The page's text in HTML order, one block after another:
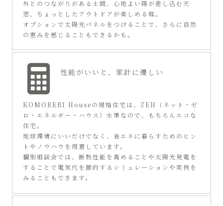
外とのつながりがある土間、心地よい陽が差し込む天
窓、ちょっとしたアウトドアが楽しめる庭。
オプションで太陽光パネルをつけることで、さらに自然
の恵みを感じることもできるかも。
性能がいいと、 家計に優しい
KOMOREBI Houseの規格住宅は、ZEH（ネット・ゼ
ロ・エネルギー・ハウス）水準なので、もちろんエコな
住宅。
地球環境にいいだけでなく、省エネに暮らすためのヒン
トやノウハウを用意しています。
個別相談会では、断熱性能を高めることや太陽光発電を
することで電気代を節約するシミュレーションや実例を
みることもできます。